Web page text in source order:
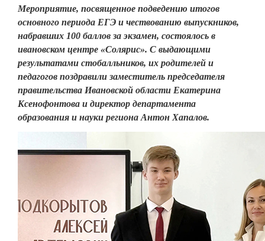
Мероприятие, посвященное подведению итогов
основного периода ЕГЭ и чествованию выпускников,
набравших 100 баллов за экзамен, состоялось в
ивановском центре «Солярис». С выдающими
результатами стобалльников, их родителей и
педагогов поздравили заместитель председателя
правительства Ивановской области Екатерина
Ксенофонтова и директор департамента
образования и науки региона Антон Хапалов.